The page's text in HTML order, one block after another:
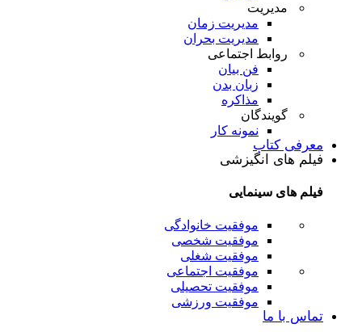
مدیریت
مدیریت زمان
مدیریت بحران
روابط اجتماعی
فن بیان
زبان بدن
مذاکره
گویندگان
نمونه کار
معرفی کتاب
فیلم های انگیزشی
فیلم های سینمایی
موفقیت خانوادگی
موفقیت شخصی
موفقیت شغلی
موفقیت اجتماعی
موفقیت تحصیلی
موفقیت ورزشی
تماس با ما